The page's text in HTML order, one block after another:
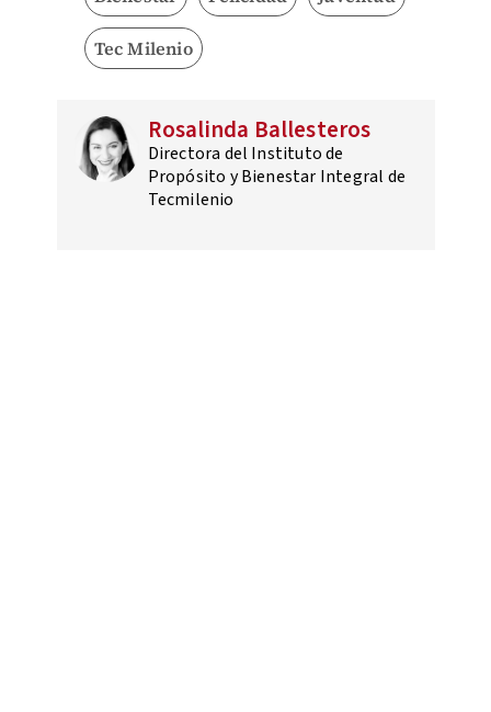
Tec Milenio
Rosalinda Ballesteros
Directora del Instituto de
Propósito y Bienestar Integral de
Tecmilenio